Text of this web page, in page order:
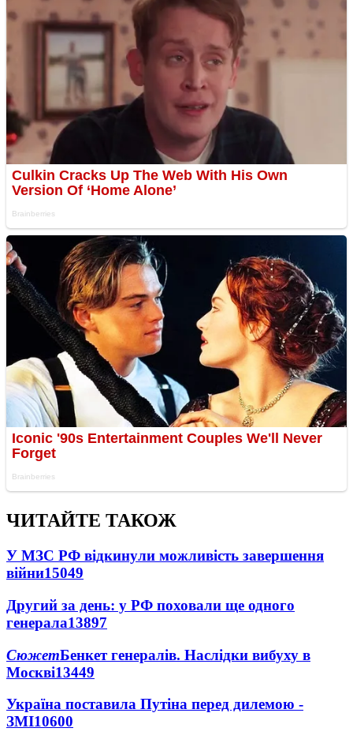
ЧИТАЙТЕ ТАКОЖ
У МЗС РФ відкинули можливість завершення
війни15049
Другий за день: у РФ поховали ще одного
генерала13897
СюжетБенкет генералів. Наслідки вибуху в
Москві13449
Україна поставила Путіна перед дилемою -
ЗМІ10600